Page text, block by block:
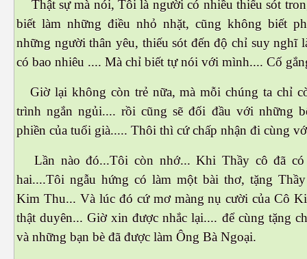
Thật sự mà nói, Tôi là người có nhiều thiếu sót
biết làm những điều nhỏ nhặt, cũng không biết
những người thân yêu, thiếu sót đến độ chỉ suy nghĩ
có bao nhiêu .... Mà chỉ biết tự nói với mình.... Cố
Giờ lại không còn trẻ nữa, mà mỗi chúng ta chỉ
trình ngắn ngủi.... rồi cũng sẽ đối đầu với những
phiền của tuổi già..... Thôi thì cứ chấp nhận đi cùng
Lần nào đó...Tôi còn nhớ... Khi Thầy cô đã có
hai....Tôi ngẫu hứng có làm một bài thơ, tặng
Kim Thu... Và lúc đó cứ mơ màng nụ cười của Cô
thật duyên... Giờ xin được nhắc lại.... để cùng tặng
và những bạn bè đã được làm Ông Bà Ngoại.
giới